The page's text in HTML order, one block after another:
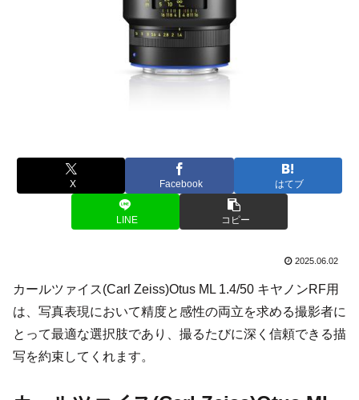
X Facebook はてブ
LINE コピー
2025.06.02
カールツァイス(Carl Zeiss)Otus ML 1.4/50 キヤノンRF用
は、写真表現において精度と感性の両立を求める撮影者に
とって最適な選択肢であり、撮るたびに深く信頼できる描
写を約束してくれます。